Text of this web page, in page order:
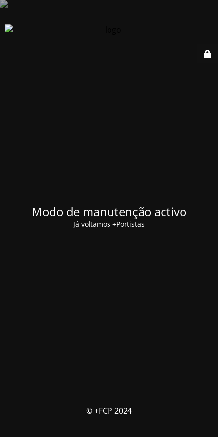
Modo de manutenção activo
Já voltamos +Portistas
© +FCP 2024